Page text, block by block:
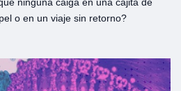
o en un viaje sin retorno?